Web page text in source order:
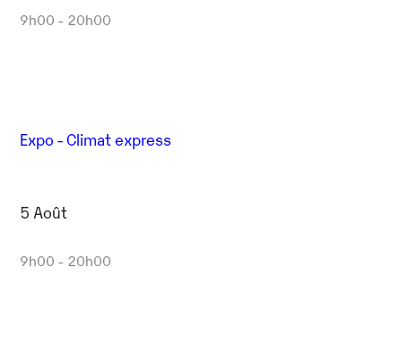
9h00 - 20h00
Expo - Climat express
5 Août
9h00 - 20h00